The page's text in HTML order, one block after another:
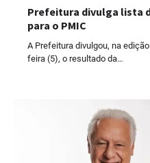
Prefeitura divulga lista
para o PMIC
A Prefeitura divulgou, na
feira (5), o resultado da…